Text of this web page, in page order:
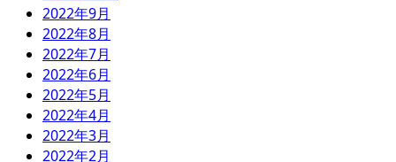
2022年9月
2022年8月
2022年7月
2022年6月
2022年5月
2022年4月
2022年3月
2022年2月